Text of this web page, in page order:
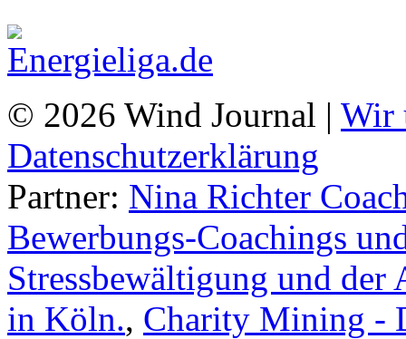
© 2026 Wind Journal | Wir
Datenschutzerklärung
Partner: Nina Richter
Bewerbungs-Coachings
Stressbewältigung und
in Köln., Charity Mining -